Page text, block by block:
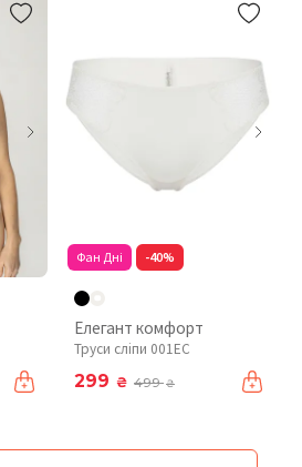
Фан Дні -40%
Елегант комфорт
Труси сліпи 001EC
299 ₴ 499₴